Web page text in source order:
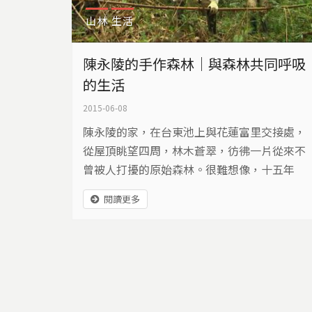
山林 生活
陳永陵的手作森林｜與森林共同呼吸
的生活
2015-06-08
陳永陵的家，在台東池上與花蓮富里交接處，
從屋頂眺望四周，林木蒼翠，彷彿一片從來不
曾被人打擾的原始森林。很難想像，十五年
前，這裡除了芒草、竹林，就只有荒廢的果
園。「鄰居說，你這個人好奇怪，旁邊好好的
閱讀更多